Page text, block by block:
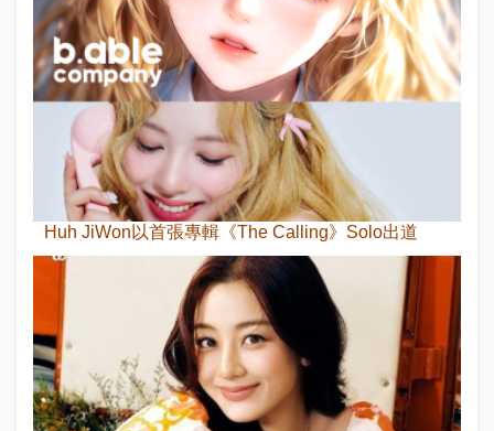
Huh JiWon以首張專輯《The Calling》Solo出道